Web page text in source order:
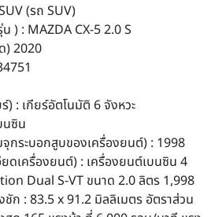
(รถ SUV)
) : MAZDA CX-5 2.0 S
) 2020
) : เกียร์อัตโนมัติ 6 จังหวะ
นซิน
กระบอกสูบของเครื่องยนต์) : 1998
ดเครื่องยนต์) : เครื่องยนต์เบนซิน 4
Dual S-VT ขนาด 2.0 ลิตร 1,998
ชัก : 83.5 x 91.2 มิลลิเมตร อัตราส่วน